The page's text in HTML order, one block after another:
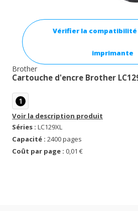
Vérifier la compatibilité
imprimante
Brother
Cartouche d'encre Brother
1
Voir la description produit
Séries : LC129XL
Capacité : 2400 pages
Coût par page : 0,01 €